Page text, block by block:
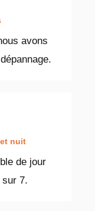
avons
nuit
de jour
7.